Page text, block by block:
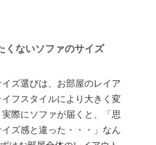
くないソファのサイズ
イズ選びは、お部屋のレイア
イフスタイルにより大きく変
実際にソファが届くと、「思
イズ感と違った・・・」なん